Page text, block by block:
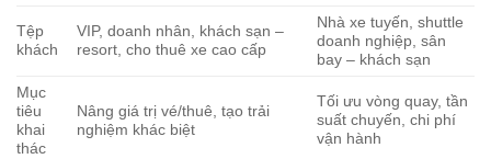
Tệp
khách
VIP, doanh nhân, khách sạn –
resort, cho thuê xe cao cấp
Nhà xe tuyến, shuttle
doanh nghiệp, sân
bay – khách sạn
Mục
tiêu
khai
thác
Nâng giá trị vé/thuê, tạo trải
nghiệm khác biệt
Tối ưu vòng quay, tần
suất chuyến, chi phí
vận hành